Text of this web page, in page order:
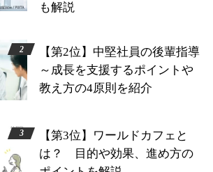
も解説
【第2位】中堅社員の後輩指導
～成長を支援するポイントや
教え方の4原則を紹介
【第3位】ワールドカフェと
は？ 目的や効果、進め方の